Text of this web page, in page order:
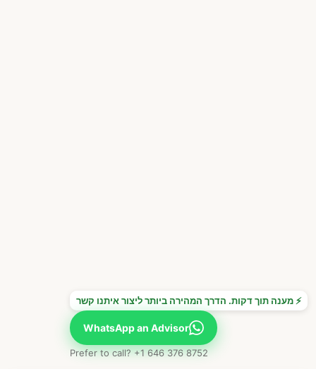
⚡ מענה תוך דקות. הדרך המהירה ביותר ליצור איתנו קשר
WhatsApp an Advisor
Prefer to call? +1 646 376 8752